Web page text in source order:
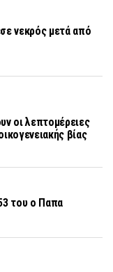
νεκρός μετά από
οι λεπτομέρειες
βίας
του ο Παπα